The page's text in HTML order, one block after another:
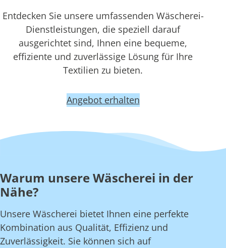
Entdecken Sie unsere umfassenden Wäscherei-
Dienstleistungen, die speziell darauf
ausgerichtet sind, Ihnen eine bequeme,
effiziente und zuverlässige Lösung für Ihre
Textilien zu bieten.
Angebot erhalten
Warum unsere Wäscherei in der
Nähe?
Unsere Wäscherei bietet Ihnen eine perfekte
Kombination aus Qualität, Effizienz und
Zuverlässigkeit. Sie können sich auf